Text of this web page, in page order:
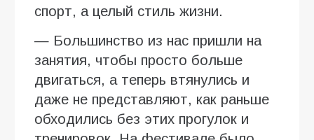
спорт, а целый стиль жизни.
— Большинство из нас пришли на
занятия, чтобы просто больше
двигаться, а теперь втянулись и
даже не представляют, как раньше
обходились без этих прогулок и